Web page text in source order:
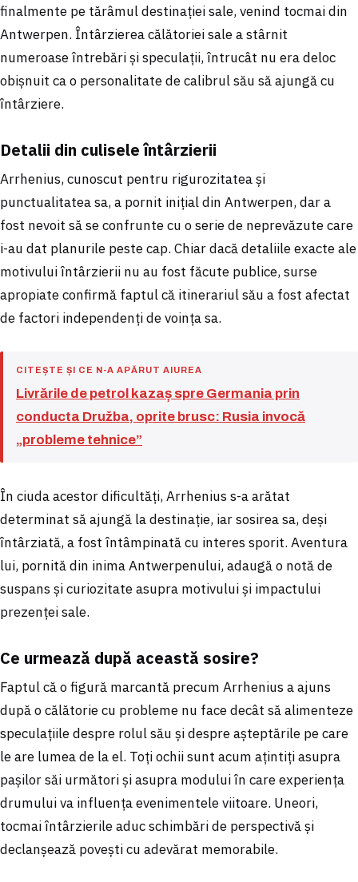
finalmente pe tărâmul destinației sale, venind tocmai din
Antwerpen. Întârzierea călătoriei sale a stârnit
numeroase întrebări și speculații, întrucât nu era deloc
obișnuit ca o personalitate de calibrul său să ajungă cu
întârziere.
Detalii din culisele întârzierii
Arrhenius, cunoscut pentru rigurozitatea și
punctualitatea sa, a pornit inițial din Antwerpen, dar a
fost nevoit să se confrunte cu o serie de neprevăzute care
i-au dat planurile peste cap. Chiar dacă detaliile exacte ale
motivului întârzierii nu au fost făcute publice, surse
apropiate confirmă faptul că itinerariul său a fost afectat
de factori independenți de voința sa.
CITEȘTE ȘI CE N-A APĂRUT AIUREA
Livrările de petrol kazaș spre Germania prin
conducta Družba, oprite brusc: Rusia invocă
„probleme tehnice”
În ciuda acestor dificultăți, Arrhenius s-a arătat
determinat să ajungă la destinație, iar sosirea sa, deși
întârziată, a fost întâmpinată cu interes sporit. Aventura
lui, pornită din inima Antwerpenului, adaugă o notă de
suspans și curiozitate asupra motivului și impactului
prezenței sale.
Ce urmează după această sosire?
Faptul că o figură marcantă precum Arrhenius a ajuns
după o călătorie cu probleme nu face decât să alimenteze
speculațiile despre rolul său și despre așteptările pe care
le are lumea de la el. Toți ochii sunt acum ațintiți asupra
pașilor săi următori și asupra modului în care experiența
drumului va influența evenimentele viitoare. Uneori,
tocmai întârzierile aduc schimbări de perspectivă și
declanșează povești cu adevărat memorabile.